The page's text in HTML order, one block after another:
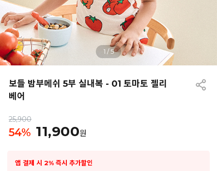
1 /5
보들 밤부메쉬 5부 실내복 - 01 토마토 젤리
베어
25,900
54% 11,900원
앱 결제 시 2% 즉시 추가할인